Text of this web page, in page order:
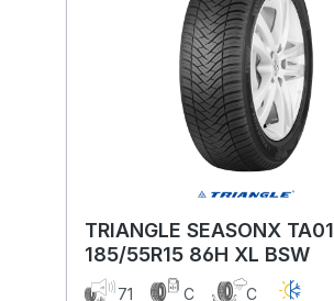
TRIANGLE SEASONX TA01
185/55R15 86H XL BSW
71 C
C